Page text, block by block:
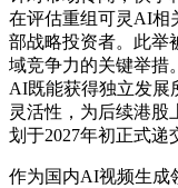
在评估重组可灵AI相
部战略投资者。此举
域竞争力的关键举措
AI既能获得独立发展
灵活性，为后续港股
划于2027年初正式递
作为国内AI视频生成